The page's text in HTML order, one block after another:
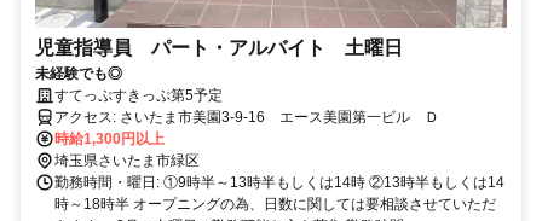
児童指導員 パート・アルバイト 土曜日
未経験でも◎
すてっぷすきっぷ第5予定
アクセス: さいたま市美園3-9-16 エース美園第一ビル Ｄ
時給1,300円以上
埼玉県さいたま市緑区
勤務時間・曜日: ①9時半～13時半もしくは14時 ②13時半もしくは14
時～18時半 オープニングの為、日数に関しては要相談させていただ